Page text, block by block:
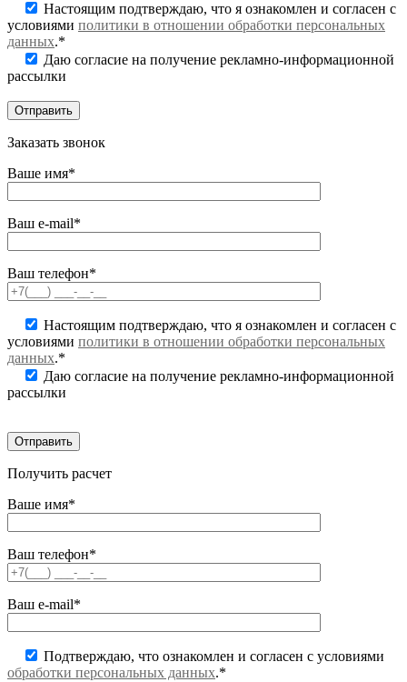
Настоящим подтверждаю, что я ознакомлен и согласен с
условиями политики в отношении обработки персональных
данных.*
Даю согласие на получение рекламно-информационной
рассылки
Заказать звонок
Ваше имя*
Ваш e-mail*
Ваш телефон*
Настоящим подтверждаю, что я ознакомлен и согласен с
условиями политики в отношении обработки персональных
данных.*
Даю согласие на получение рекламно-информационной
рассылки
Получить расчет
Ваше имя*
Ваш телефон*
Ваш e-mail*
Подтверждаю, что ознакомлен и согласен с условиями
обработки персональных данных.*